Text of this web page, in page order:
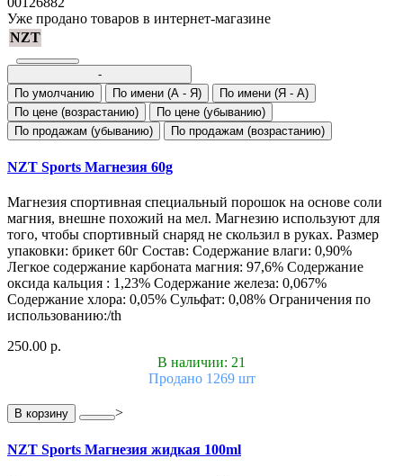
Уже продано товаров в интернет-магазине
NZT
-
По умолчанию
По имени (A - Я)
По имени (Я - A)
По цене (возрастанию)
По цене (убыванию)
По продажам (убыванию)
По продажам (возрастанию)
NZT Sports Магнезия 60g
Магнезия спортивная специальный порошок на основе соли
магния, внешне похожий на мел. Магнезию используют для
того, чтобы спортивный снаряд не скользил в руках. Размер
упаковки: брикет 60г Состав: Содержание влаги: 0,90%
Легкое содержание карбоната магния: 97,6% Содержание
оксида кальция : 1,23% Содержание железа: 0,067%
Содержание хлора: 0,05% Сульфат: 0,08% Ограничения по
использованию:/th
250.00 р.
В наличии: 21
Продано 1269 шт
В корзину >
NZT Sports Магнезия жидкая 100ml